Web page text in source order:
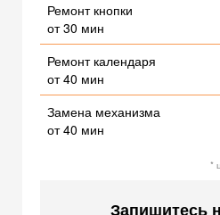
Ремонт кнопки
от 30 мин
Ремонт календаря
от 40 мин
Замена механизма
от 40 мин
*
Запишитесь